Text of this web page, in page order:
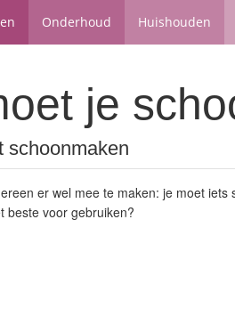
Onderhoud Huishouden
je
schoonmaken
er wel mee te maken: je moet
beste voor gebruiken?